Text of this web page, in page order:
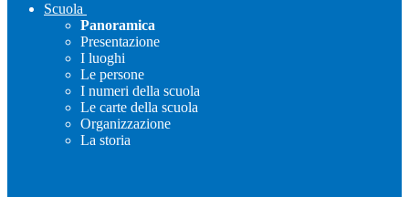
Scuola
Panoramica
Presentazione
I luoghi
Le persone
I numeri della scuola
Le carte della scuola
Organizzazione
La storia